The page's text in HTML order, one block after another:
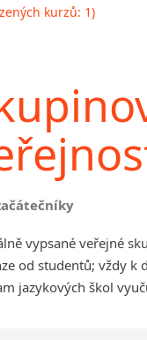
kurzů: 1)
vypsané veřejné
od studentů; vždy
jazykových škol